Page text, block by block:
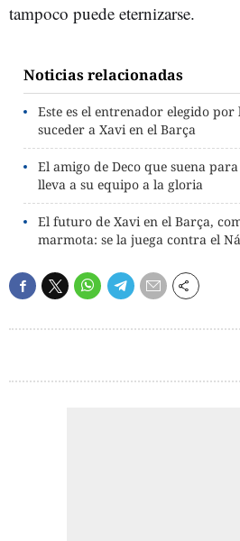
tampoco puede eternizarse.
Noticias relacionadas
Este es el entrenador elegido
suceder a Xavi en el Barça
El amigo de Deco que suena
lleva a su equipo a la gloria
El futuro de Xavi en el Barça,
marmota: se la juega contra el